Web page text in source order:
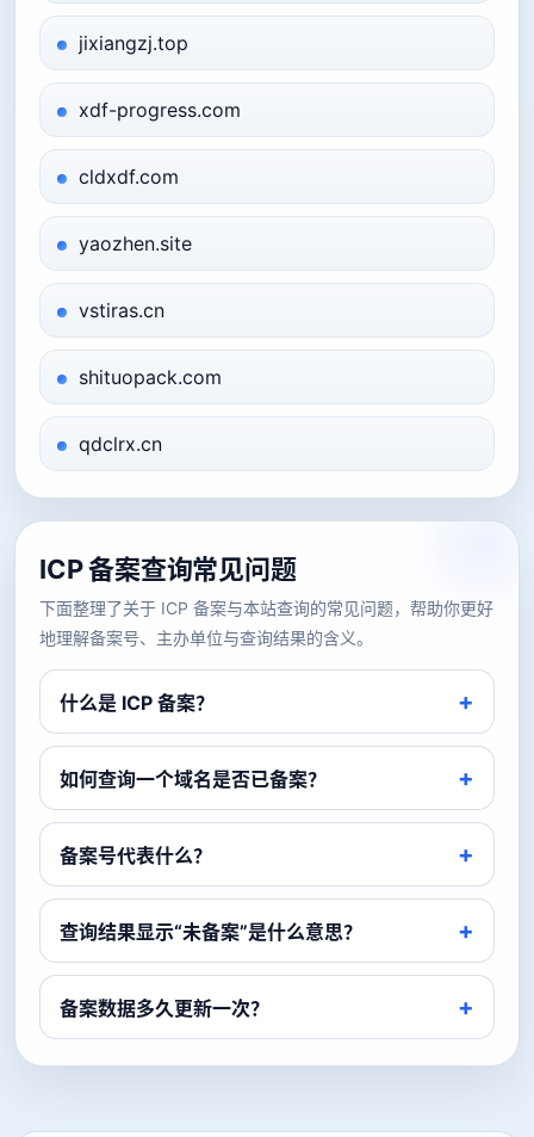
jixiangzj.top
xdf-progress.com
cldxdf.com
yaozhen.site
vstiras.cn
shituopack.com
qdclrx.cn
ICP 备案查询常见问题
下面整理了关于 ICP 备案与本站查询的常见问题，帮助你更好
地理解备案号、主办单位与查询结果的含义。
什么是 ICP 备案？
如何查询一个域名是否已备案？
备案号代表什么？
查询结果显示“未备案”是什么意思？
备案数据多久更新一次？